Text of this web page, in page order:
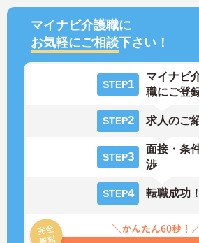
マイナビ介護職に
お気軽にご相談下さい！
STEP1
マイナビ
職にご登
STEP2 求人のご
STEP3
面接・条
渉
STEP4 転職成功！